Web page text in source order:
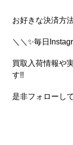
お好きな決済方
＼＼✨毎日
買取入荷情報や
す!!
是非フォローし